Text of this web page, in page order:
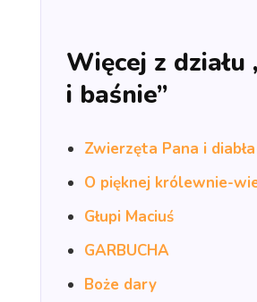
Więcej z działu
i baśnie”
Zwierzęta Pana i diabła
O pięknej królewnie-
Głupi Maciuś
GARBUCHA
Boże dary